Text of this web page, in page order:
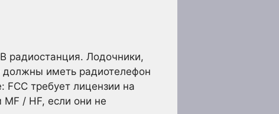
радиостанция. Лодочники,
должны иметь радиотелефон
требует лицензии на
/ HF, если они не